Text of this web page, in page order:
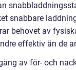
snabbare
behovet av
effektiv än de
av för- och